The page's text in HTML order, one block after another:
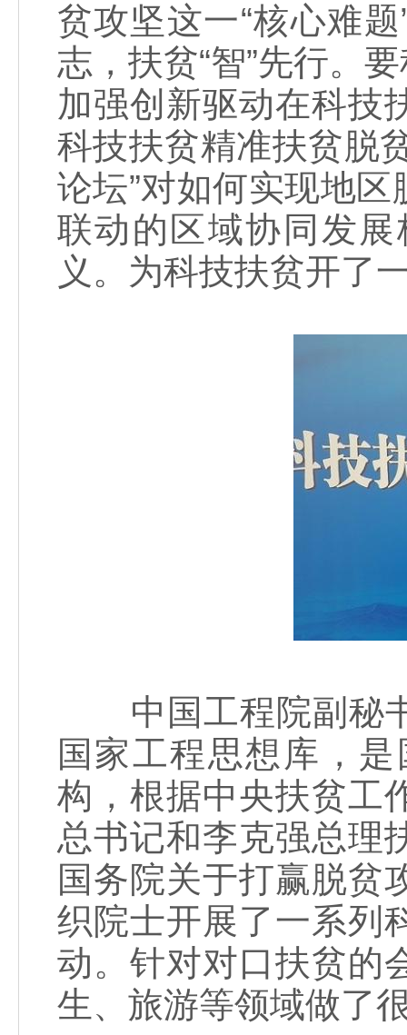
贫攻坚这一“核心难
志，扶贫“智”先行。
加强创新驱动在科技
科技扶贫精准扶贫脱
论坛”对如何实现地
联动的区域协同发
义。为科技扶贫开了
中国工程院副秘书
国家工程思想库，
构，根据中央扶贫工
总书记和李克强总理
国务院关于打赢脱贫
织院士开展了一系列
动。针对对口扶贫的
生、旅游等领域做了